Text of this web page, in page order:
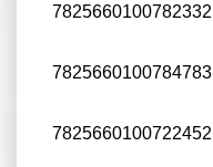
7825660100782332
7825660100784783
7825660100722452